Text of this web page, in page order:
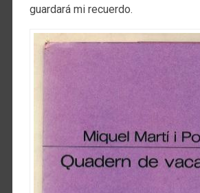
guardará mi recuerdo.